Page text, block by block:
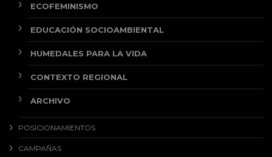
ECOFEMINISMO
EDUCACIÓN SOCIOAMBIENTAL
HUMEDALES PARA LA VIDA
CONTEXTO REGIONAL
ARCHIVO
POSICIONAMIENTOS
CAMPAÑAS